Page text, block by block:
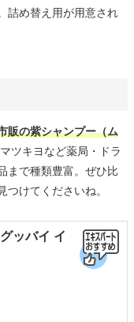
詰め替え用が用意され
販の紫シャンプー（ム
ツキヨなど薬局・ドラ
まで種類豊富。ぜひ比
けてくださいね。
ッバイ イ